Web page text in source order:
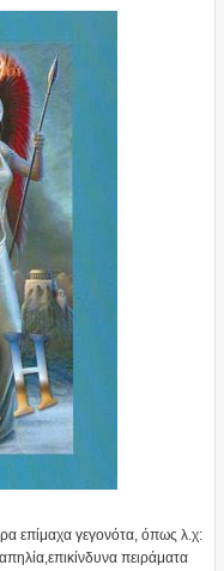
επίμαχα γεγονότα, όπως λ.χ:
πειράματα